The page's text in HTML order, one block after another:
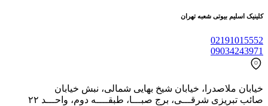
کلینیک اسلیم بیوتی شعبه تهران
02191015552
09034243971
خیابان ملاصدرا، خیابان شیخ بهایی شمالی، نبش خیابان
صائب تبریزی شرقـــی، برج صبـــا، طبقــــه دوم، واحـــد ۲۲